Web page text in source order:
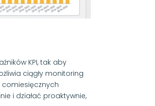
KPI, tak aby
ciągły monitoring
comiesięcznych
i działać proaktywnie,